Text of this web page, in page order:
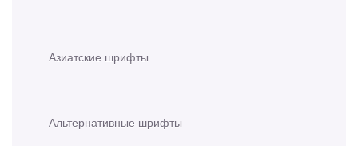
Азиатские шрифты
Альтернативные шрифты